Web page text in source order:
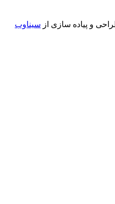
و پیاده سازی از سیناوب